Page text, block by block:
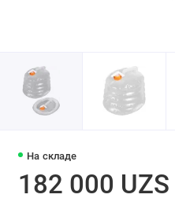
На складе
182 000 UZS